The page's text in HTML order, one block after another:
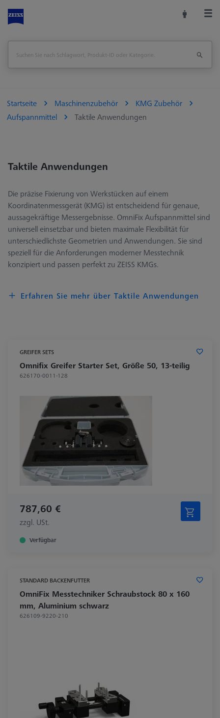
Startseite Maschinenzubehör
KMG Zubehör
Aufspannmittel
Taktile Anwendungen
Taktile Anwendungen
Die präzise Fixierung von Werkstücken auf einem
Koordinatenmessgerät (KMG) ist entscheidend für genaue,
aussagekräftige Messergebnisse. OmniFix Aufspannmittel sind
universell einsetzbar und bieten maximale Flexibilität für
unterschiedlichste Geometrien und Anwendungen. Sie sind
speziell für die Anforderungen moderner Messtechnik
konzipiert und passen perfekt zu ZEISS KMGs.
Erfahren Sie mehr über Taktile Anwendungen
GREIFER SETS
Omnifix Greifer Starter Set, Größe 50, 13-teilig
626170-0011-128
787,60 €
zzgl. USt.
Verfügbar
STANDARD BACKENFUTTER
OmniFix Messtechniker Schraubstock 80 x 160
mm, Aluminium schwarz
626109-9220-210